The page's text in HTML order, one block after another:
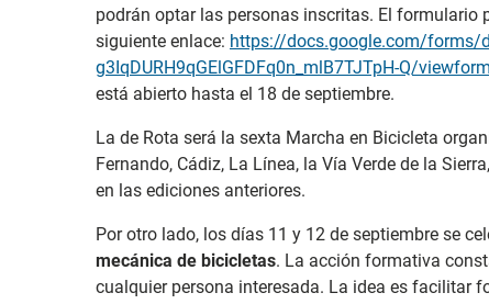
podrán optar las personas inscritas. El formulario
siguiente enlace: https://docs.google.com/forms/
g3IqDURH9qGElGFDFq0n_mlB7TJTpH-Q/viewform
está abierto hasta el 18 de septiembre.
La de Rota será la sexta Marcha en Bicicleta
Fernando, Cádiz, La Línea, la Vía Verde de la
en las ediciones anteriores.
Por otro lado, los días 11 y 12 de septiembre se
mecánica de bicicletas. La acción formativa
cualquier persona interesada. La idea es facilitar